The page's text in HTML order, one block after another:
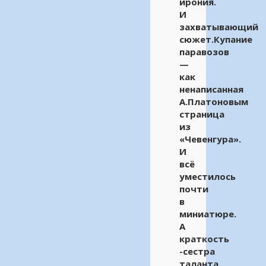
И
захватывающий
сюжет.Купание
паравозов
—
как
ненаписанная
А.Платоновым
страница
из
«Чевенгура».
И
всё
уместилось
почти
в
миниатюре.
А
краткость
-сестра